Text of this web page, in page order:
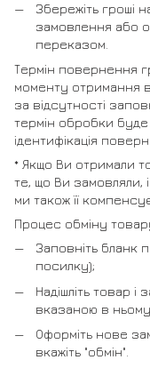
Збережіть гроші
замовлення або
переказом.
Термін повернення
моменту отримання
за відсутності
термін обробки
ідентифікація
* Якщо Ви отримали
те, що Ви замовляли,
ми також її
Процес обміну
Заповніть бланк
посилку);
Надішліть товар
вказаною в
Оформіть нове
вкажіть "обмін".